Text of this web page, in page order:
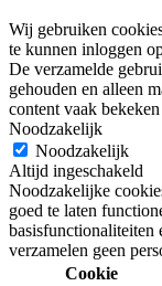
Wij gebruiken
te kunnen inloggen
De verzamelde
gehouden en alleen
content vaak
Noodzakelijk
Noodzakelijk
Altijd ingeschakeld
Noodzakelijke
goed te laten
basisfunctionaliteiten
verzamelen geen
Cookie